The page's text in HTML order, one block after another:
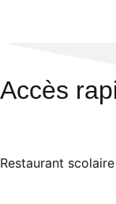
Accès
Restaurant scolaire